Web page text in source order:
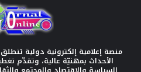
منصة إعلامية إلكترونية دولية
الأحداث بمهنيّة عالية، وتقدّم